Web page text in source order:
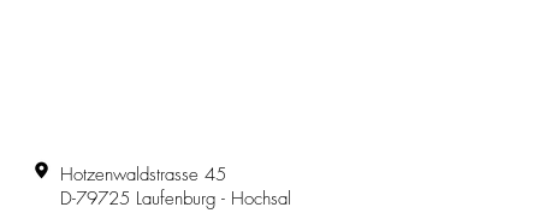
Hotzenwaldstrasse 45
D-79725 Laufenburg - Hochsal